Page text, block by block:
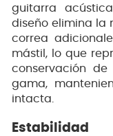
guitarra
diseño elimina la
correa
mástil, lo que
conservación
gama,
intacta.